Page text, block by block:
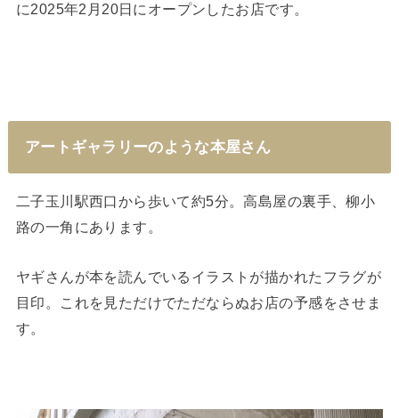
に2025年2月20日にオープンしたお店です。
アートギャラリーのような本屋さん
二子玉川駅西口から歩いて約5分。高島屋の裏手、柳小
路の一角にあります。
ヤギさんが本を読んでいるイラストが描かれたフラグが
目印。これを見ただけでただならぬお店の予感をさせま
す。